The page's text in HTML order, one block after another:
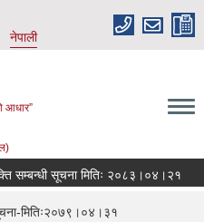
नेपाली
आधार”
सम्बन्धी सूचना मितिः २०८३।०४।२१
मितिः२०७९।०४।३१